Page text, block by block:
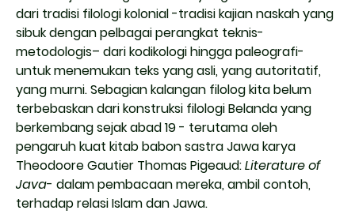
dari tradisi filologi kolonial -tradisi kajian naskah yang
sibuk dengan pelbagai perangkat teknis-
metodologis– dari kodikologi hingga paleografi-
untuk menemukan teks yang asli, yang autoritatif,
yang murni. Sebagian kalangan filolog kita belum
terbebaskan dari konstruksi filologi Belanda yang
berkembang sejak abad 19 - terutama oleh
pengaruh kuat kitab babon sastra Jawa karya
Theodoore Gautier Thomas Pigeaud:Literature of
Java- dalam pembacaan mereka, ambil contoh,
terhadap relasi Islam dan Jawa.